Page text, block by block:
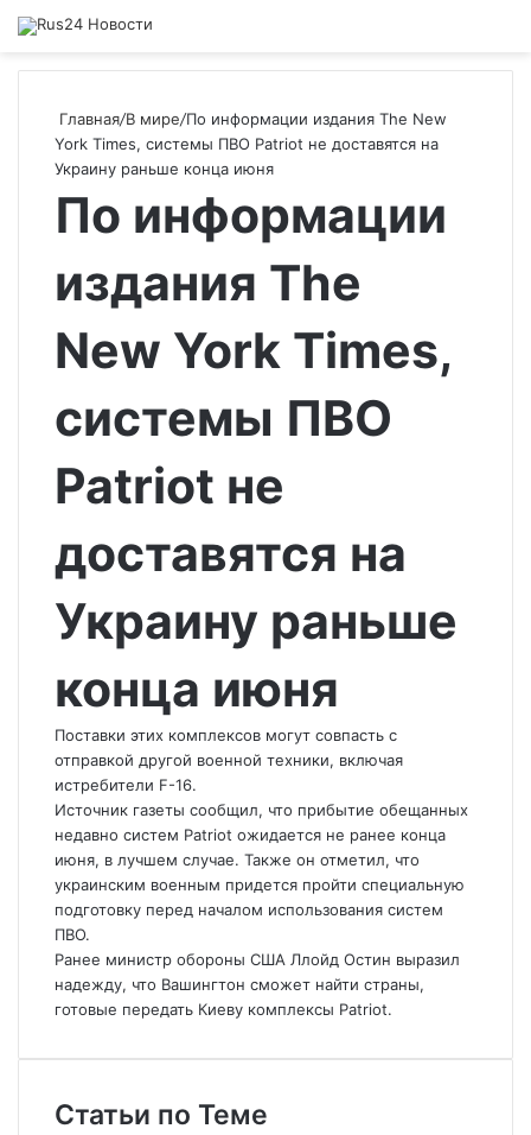
Главная/В мире/По информации издания The New
York Times, системы ПВО Patriot не доставятся на
Украину раньше конца июня
По информации
издания The
New York Times,
системы ПВО
Patriot не
доставятся на
Украину раньше
конца июня
Поставки этих комплексов могут совпасть с
отправкой другой военной техники, включая
истребители F-16.
Источник газеты сообщил, что прибытие обещанных
недавно систем Patriot ожидается не ранее конца
июня, в лучшем случае. Также он отметил, что
украинским военным придется пройти специальную
подготовку перед началом использования систем
ПВО.
Ранее министр обороны США Ллойд Остин выразил
надежду, что Вашингтон сможет найти страны,
готовые передать Киеву комплексы Patriot.
Статьи по Теме